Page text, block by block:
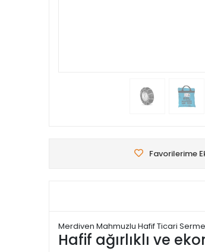
Favorilerime
Merdiven Mahmuzlu Hafif Ticari
Hafif ağırlıklı ve